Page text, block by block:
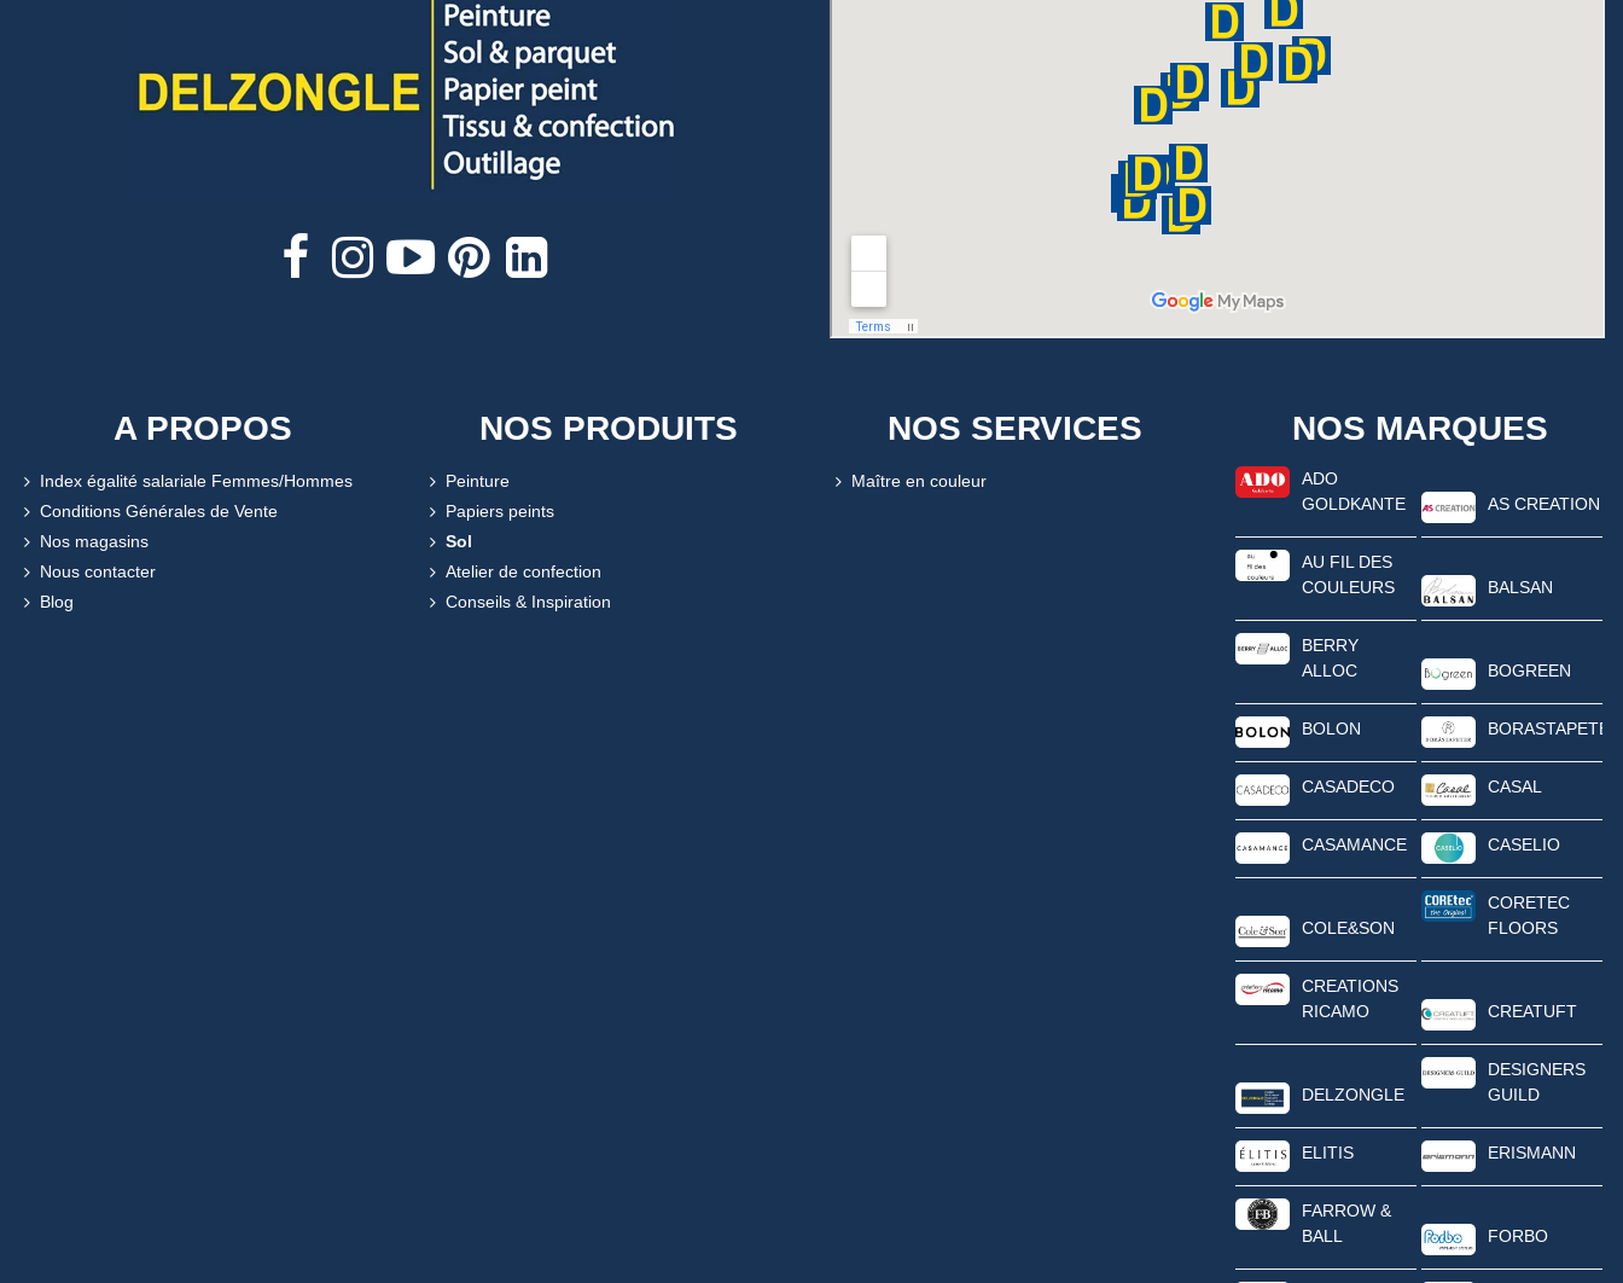
A PROPOS
Index égalité salariale Femmes/Hommes
Conditions Générales de Vente
Nos magasins
Nous contacter
Blog
NOS PRODUITS
Peinture
Papiers peints
Sol
Atelier de confection
Conseils & Inspiration
NOS SERVICES
Maître en couleur
NOS MARQUES
ADO
GOLDKANTE
AS CREATION
AU FIL DES
COULEURS
BALSAN
BERRY
ALLOC
BOGREEN
BOLON BORASTAPETER
CASADECO CASAL
CASAMANCE CASELIO
COLE&SON
CORETEC
FLOORS
CREATIONS
RICAMO
CREATUFT
DELZONGLE
DESIGNERS
GUILD
ELITIS ERISMANN
FARROW &
BALL
FORBO